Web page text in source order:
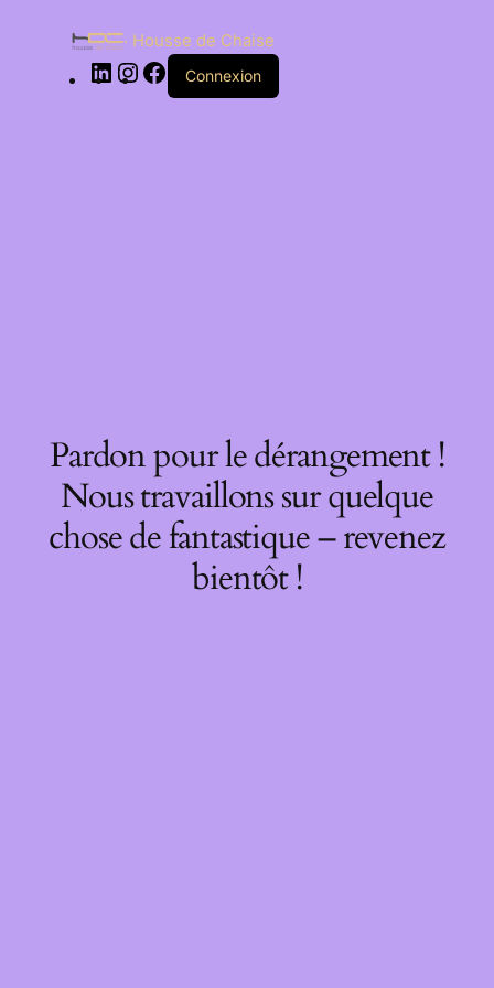
Housse de Chaise
Connexion
Pardon pour le dérangement !
Nous travaillons sur quelque
chose de fantastique – revenez
bientôt !